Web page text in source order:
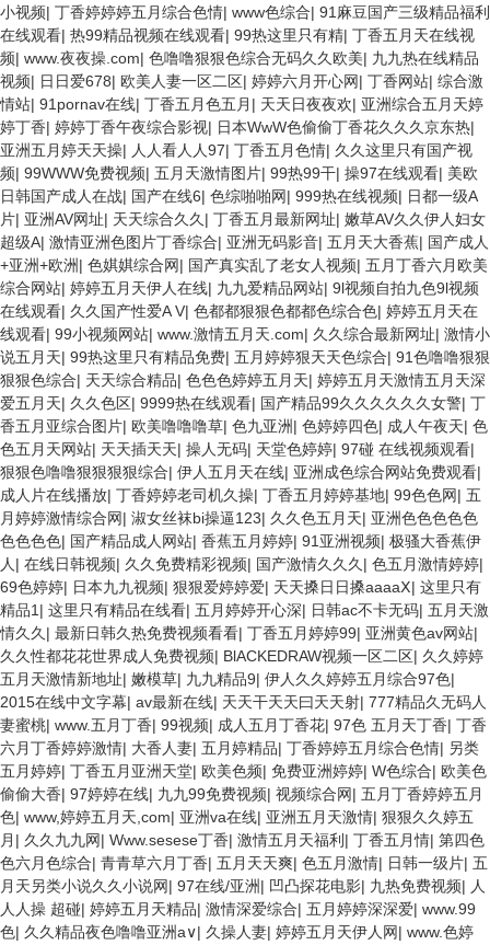
小视频| 丁香婷婷婷五月综合色情| www色综合| 91麻豆国产三级精品福利
在线观看| 热99精品视频在线观看| 99热这里只有精| 丁香五月天在线视
频| www.夜夜操.com| 色噜噜狠狠色综合无码久久欧美| 九九热在线精品
视频| 日日爱678| 欧美人妻一区二区| 婷婷六月开心网| 丁香网站| 综合激
情站| 91pornav在线| 丁香五月色五月 | 天天日夜夜欢| 亚洲综合五月天婷
婷丁香| 婷婷丁香午夜综合影视| 日本WwW色偷偷丁香花久久久京东热|
亚洲五月婷天天操| 人人看人人97| 丁香五月色情| 久久这里只有国产视
频| 99WWW免费视频| 五月天激情图片| 99热99干| 操97在线观看| 美欧
日韩国产成人在战| 国产在线6| 色综啪啪网| 999热在线视频| 日都一级A
片| 亚洲AV网址| 天天综合久久 | 丁香五月最新网址| 嫩草AV久久伊人妇女
超级A| 激情亚洲色图片丁香综合| 亚洲无码影音| 五月天大香蕉| 国产成人
+亚洲+欧洲| 色娸娸综合网| 国产真实乱了老女人视频| 五月丁香六月欧美
综合网站| 婷婷五月天伊人在线| 九九爱精品网站| 9l视频自拍九色9l视频
在线观看| 久久国产性爱A V| 色都都狠狠色都都色综合色| 婷婷五月天在
线观看| 99小视频网站| www.激情五月天.com| 久久综合最新网址| 激情小
说五月天| 99热这里只有精品免费| 五月婷婷狠天天色综合| 91色噜噜狠狠
狠狠色综合| 天天综合精品| 色色色婷婷五月天| 婷婷五月天激情五月天深
爱五月天| 久久色区| 9999热在线观看| 国产精品99久久久久久久女警| 丁
香五月亚综合图片| 欧美噜噜噜草| 色九亚洲| 色婷婷四色| 成人午夜天| 色
色五月天网站| 天天插天天| 操人无码| 天堂色婷婷| 97碰 在线视频观看|
狠狠色噜噜狠狠狠狠综合| 伊人五月天在线| 亚洲成色综合网站免费观看|
成人片在线播放| 丁香婷婷老司机久操| 丁香五月婷婷基地| 99色色网| 五
月婷婷激情综合网| 淑女丝袜bi操逼123| 久久色五月天| 亚洲色色色色色
色色色色| 国产精品成人网站| 香蕉五月婷婷| 91亚洲视频| 极骚大香蕉伊
人 | 在线日韩视频| 久久免费精彩视频| 国产激情久久久 | 色五月激情婷婷|
69色婷婷| 日本九九视频| 狠狠爱婷婷爱| 天天搡日日搡aaaaⅩ| 这里只有
精品1 | 这里只有精品在线看| 五月婷婷开心深| 日韩ac不卡无码| 五月天激
情久久 | 最新日韩久热免费视频看看| 丁香五月婷婷99| 亚洲黄色av网站|
久久性都花花世界成人免费视频| BlACKEDRAW视频一区二区| 久久婷婷
五月天激情新地址| 嫩模草| 九九精品9| 伊人久久婷婷五月综合97色|
2015在线中文字幕| av最新在线| 天天干天天曰天天射| 777精品久无码人
妻蜜桃| www.五月丁香| 99视频| 成人五月丁香花| 97色 五月天丁香| 丁香
六月丁香婷婷激情| 大香人妻| 五月婷精品| 丁香婷婷五月综合色情| 另类
五月婷婷| 丁香五月亚洲天堂| 欧美色频| 免费亚洲婷婷| W色综合| 欧美色
偷偷大香| 97婷婷在线| 九九99免费视频| 视频综合网| 五月丁香婷婷五月
色| www,婷婷五月天,com| 亚洲va在线| 亚洲五月天激情| 狠狠久久婷五
月 | 久久九九网| Www.sesese丁香| 激情五月天福利 | 丁香五月情| 第四色
色六月色综合| 青青草六月丁香| 五月天天爽| 色五月激情| 日韩一级片| 五
月天另类小说久久小说网| 97在线/亚洲| 凹凸探花电影| 九热免费视频| 人
人人操 超碰| 婷婷五月天精品| 激情深爱综合| 五月婷婷深深爱| www.99
色| 久久精品夜色噜噜亚洲a∨| 久操人妻| 婷婷五月天伊人网| www.色婷